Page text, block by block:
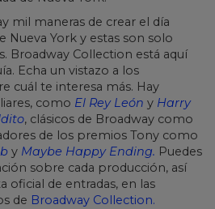
mil maneras de crear el día
Nueva York y estas son solo
Broadway Collection está aquí
Echa un vistazo a los
cuál te interesa más. Hay
como El Rey León y Harry
, clásicos de Broadway como
de los premios Tony como
y Maybe Happy Ending. Puedes
sobre cada producción, así
oficial de entradas, en las
de Broadway Collection.